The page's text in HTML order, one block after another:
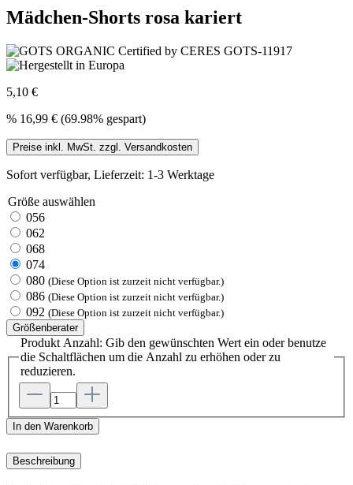
Mädchen-Shorts rosa kariert
5,10 €
% 16,99 € (69.98% gespart)
Preise inkl. MwSt. zzgl. Versandkosten
Sofort verfügbar, Lieferzeit: 1-3 Werktage
Größe auswählen
056
062
068
074
080 (Diese Option ist zurzeit nicht verfügbar.)
086 (Diese Option ist zurzeit nicht verfügbar.)
092 (Diese Option ist zurzeit nicht verfügbar.)
Größenberater
Produkt Anzahl: Gib den gewünschten Wert ein oder benutze
die Schaltflächen um die Anzahl zu erhöhen oder zu
reduzieren.
In den Warenkorb
Beschreibung